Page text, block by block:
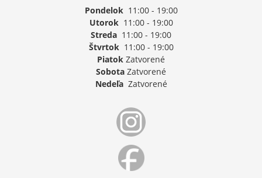
Pondelok11:00 - 19:00
Utorok11:00 - 19:00
Streda 11:00 - 19:00
Štvrtok11:00 - 19:00
Piatok Zatvorené
Sobota Zatvorené
NedeľaZatvorené